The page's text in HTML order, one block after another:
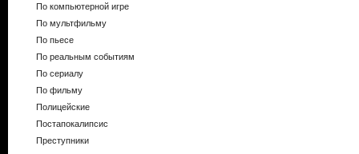
По компьютерной игре
По мультфильму
По пьесе
По реальным событиям
По сериалу
По фильму
Полицейские
Постапокалипсис
Преступники